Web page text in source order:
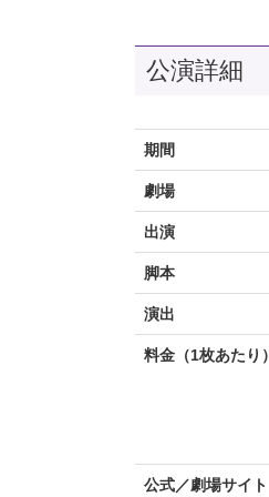
公演詳細
期間
劇場
出演
脚本
演出
料金（1枚あたり）
公式／劇場サイト